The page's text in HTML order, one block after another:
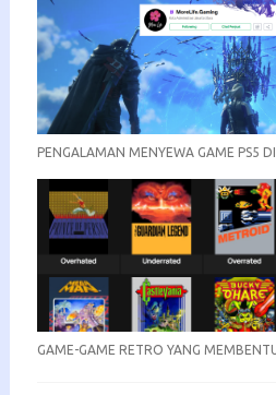
PENGALAMAN MENYEWA GAME PS5
GAME-GAME RETRO YANG